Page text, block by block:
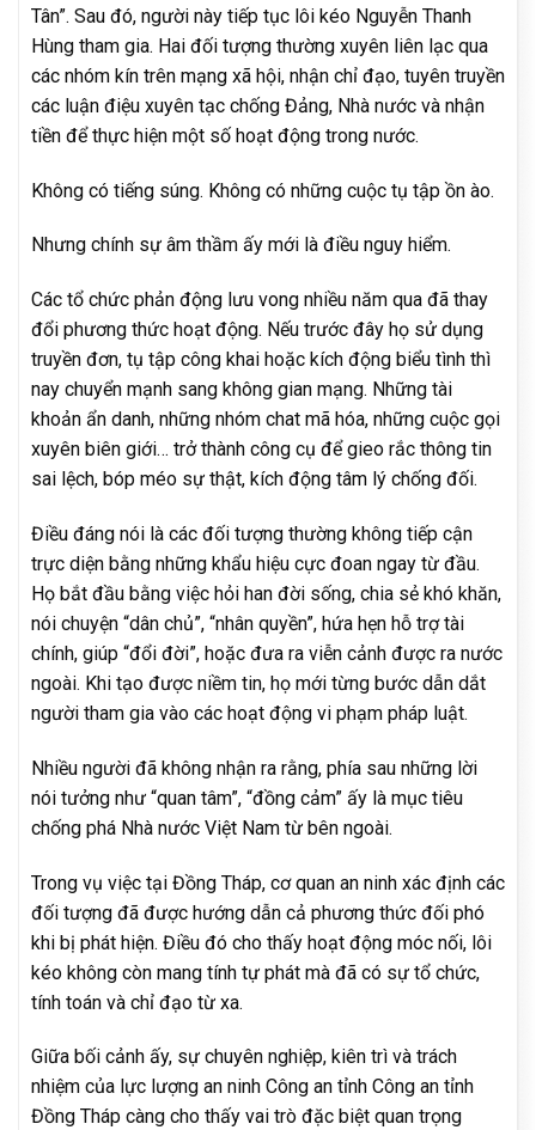
Tân”. Sau đó, người này tiếp tục lôi kéo Nguyễn Thanh
Hùng tham gia. Hai đối tượng thường xuyên liên lạc qua
các nhóm kín trên mạng xã hội, nhận chỉ đạo, tuyên truyền
các luận điệu xuyên tạc chống Đảng, Nhà nước và nhận
tiền để thực hiện một số hoạt động trong nước.
Không có tiếng súng. Không có những cuộc tụ tập ồn ào.
Nhưng chính sự âm thầm ấy mới là điều nguy hiểm.
Các tổ chức phản động lưu vong nhiều năm qua đã thay
đổi phương thức hoạt động. Nếu trước đây họ sử dụng
truyền đơn, tụ tập công khai hoặc kích động biểu tình thì
nay chuyển mạnh sang không gian mạng. Những tài
khoản ẩn danh, những nhóm chat mã hóa, những cuộc gọi
xuyên biên giới… trở thành công cụ để gieo rắc thông tin
sai lệch, bóp méo sự thật, kích động tâm lý chống đối.
Điều đáng nói là các đối tượng thường không tiếp cận
trực diện bằng những khẩu hiệu cực đoan ngay từ đầu.
Họ bắt đầu bằng việc hỏi han đời sống, chia sẻ khó khăn,
nói chuyện “dân chủ”, “nhân quyền”, hứa hẹn hỗ trợ tài
chính, giúp “đổi đời”, hoặc đưa ra viễn cảnh được ra nước
ngoài. Khi tạo được niềm tin, họ mới từng bước dẫn dắt
người tham gia vào các hoạt động vi phạm pháp luật.
Nhiều người đã không nhận ra rằng, phía sau những lời
nói tưởng như “quan tâm”, “đồng cảm” ấy là mục tiêu
chống phá Nhà nước Việt Nam từ bên ngoài.
Trong vụ việc tại Đồng Tháp, cơ quan an ninh xác định các
đối tượng đã được hướng dẫn cả phương thức đối phó
khi bị phát hiện. Điều đó cho thấy hoạt động móc nối, lôi
kéo không còn mang tính tự phát mà đã có sự tổ chức,
tính toán và chỉ đạo từ xa.
Giữa bối cảnh ấy, sự chuyên nghiệp, kiên trì và trách
nhiệm của lực lượng an ninh Công an tỉnh Công an tỉnh
Đồng Tháp càng cho thấy vai trò đặc biệt quan trọng